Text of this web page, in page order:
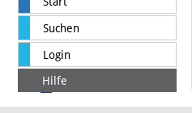
Suchen
Login
Hilfe